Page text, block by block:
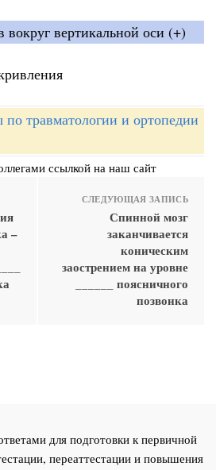
вокруг вертикальной оси (+)
по травматологии и ортопедии
ссылкой на наш сайт
–
СЛЕДУЮЩАЯ ЗАПИСЬ
Спинной мозг
заканчивается
коническим
заострением на уровне
______ поясничного
позвонка
для подготовки к первичной
переаттестации и повышения